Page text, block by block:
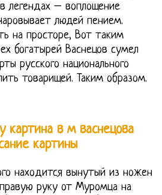
легендах – воплощение
людей пением.
на просторе, Вот таким
богатырей Васнецов сумел
русского национального
товарищей. Таким образом.
картина в м васнецова
картины
находится вынутый из ножен
руку от Муромца на